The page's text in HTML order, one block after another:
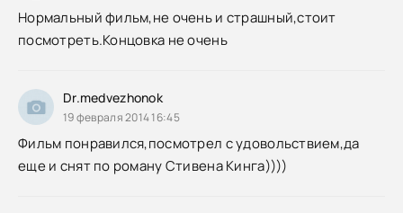
Нормальный фильм,не очень и страшный,стоит
посмотреть.Концовка не очень
Dr.medvezhonok
19 февраля 2014 16:45
Фильм понравился,посмотрел с удовольствием,да
еще и снят по роману Стивена Кинга))))